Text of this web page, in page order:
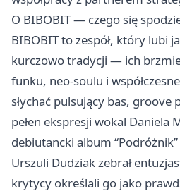
O BIBOBIT — czego się
BIBOBIT to zespół, który lubi
kurczowo tradycji — ich
funku, neo-soulu i
słychać pulsujący bas, groove
pełen ekspresji wokal Daniela
debiutancki album
Urszuli Dudziak zebrał
krytycy określali go jako